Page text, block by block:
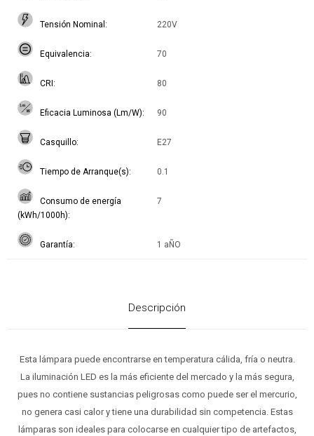
Tensión Nominal 220V
Equivalencia 70
CRI 80
Eficacia Luminosa (Lm/W) 90
Casquillo E27
Tiempo de Arranque(s) 0.1
Consumo de energía
(kWh/1000h)
7
Garantía 1 aÑO
Descripción
Esta lámpara puede encontrarse en temperatura cálida, fría o neutra.
La iluminación LED es la más eficiente del mercado y la más segura,
pues no contiene sustancias peligrosas como puede ser el mercurio,
no genera casi calor y tiene una durabilidad sin competencia. Estas
lámparas son ideales para colocarse en cualquier tipo de artefactos,